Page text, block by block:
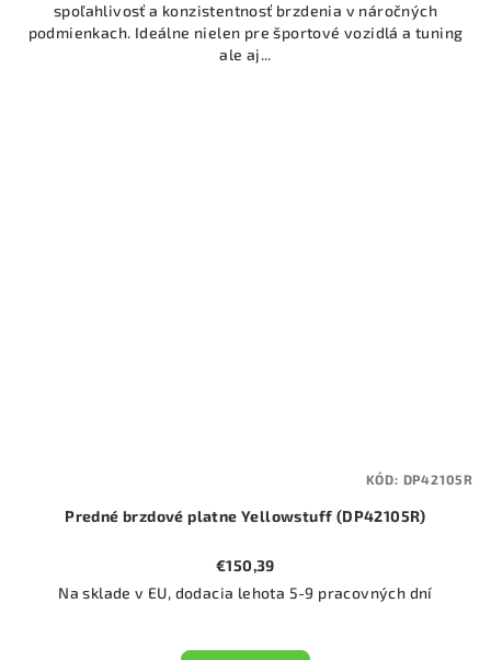
spoľahlivosť a konzistentnosť brzdenia v náročných
podmienkach. Ideálne nielen pre športové vozidlá a tuning
ale aj...
Predné brzdové platne Yellowstuff (DP42105R)
€150,39
Na sklade v EU, dodacia lehota 5-9 pracovných dní
KÓD: DP42105R